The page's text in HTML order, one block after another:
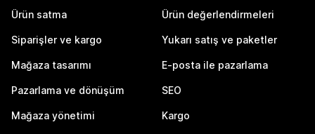
Ürün satma
Siparişler ve kargo
Mağaza tasarımı
Pazarlama ve dönüşüm
Mağaza yönetimi
Ürün değerlendirmeleri
Yukarı satış ve paketler
E-posta ile pazarlama
SEO
Kargo